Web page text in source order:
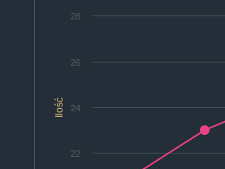
Ilość
22
24
26
28